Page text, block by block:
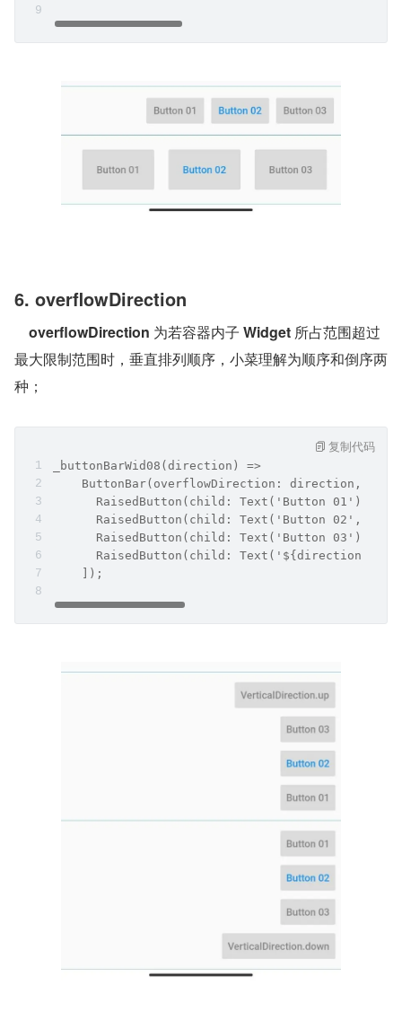
6. overflowDirection
overflowDirection 为若容器内子 Widget 所占范围超过
最大限制范围时，垂直排列顺序，小菜理解为顺序和倒序两
种；
_buttonBarWid08(direction) =>
ButtonBar(overflowDirection: direction,
RaisedButton(child: Text('Button 01'),
RaisedButton(child: Text('Button 02',
RaisedButton(child: Text('Button 03'),
RaisedButton(child:
    ]);
复制代码